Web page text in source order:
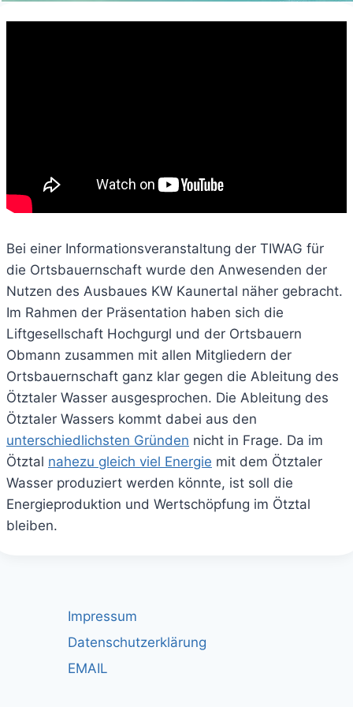
Bei einer Informationsveranstaltung der TIWAG für
die Ortsbauernschaft wurde den Anwesenden der
Nutzen des Ausbaues KW Kaunertal näher gebracht.
Im Rahmen der Präsentation haben sich die
Liftgesellschaft Hochgurgl und der Ortsbauern
Obmann zusammen mit allen Mitgliedern der
Ortsbauernschaft ganz klar gegen die Ableitung des
Ötztaler Wasser ausgesprochen. Die Ableitung des
Ötztaler Wassers kommt dabei aus den
unterschiedlichsten Gründen nicht in Frage. Da im
Ötztal nahezu gleich viel Energie mit dem Ötztaler
Wasser produziert werden könnte, ist soll die
Energieproduktion und Wertschöpfung im Ötztal
bleiben.
Impressum
Datenschutzerklärung
EMAIL